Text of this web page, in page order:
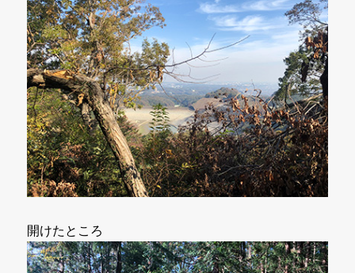
開けたところ